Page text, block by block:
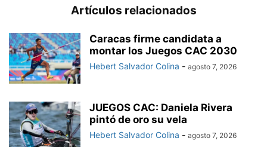
Artículos relacionados
Caracas firme candidata a
montar los Juegos CAC 2030
Hebert Salvador Colina - agosto 7, 2026
JUEGOS CAC: Daniela Rivera
pintó de oro su vela
Hebert Salvador Colina - agosto 7, 2026